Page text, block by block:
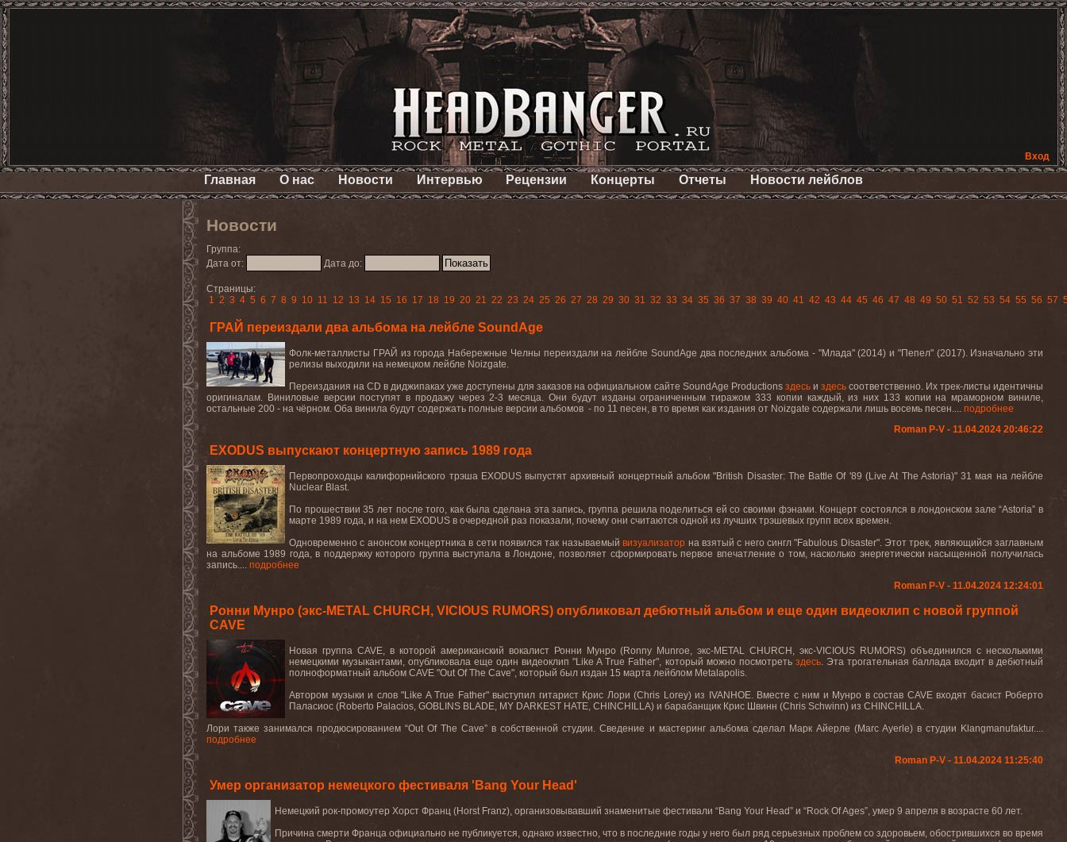
Вход
Главная О нас Новости Интервью Рецензии Концерты Отчеты Новости лейблов
Новости
Группа:
Дата от:
Дата до:
Страницы:
1 2 3 4 5 6 7 8 9 10 11 12 13 14 15 16 17 18 19 20 21 22 23 24 25 26 27 28 29 30 31 32 33 34 35 36 37 38 39 40 41 42 43 44 45 46 47 48 49 50 51 52 53 54 55 56 57
ГРАЙ переиздали два альбома на лейбле SoundAge
Фолк-металлисты ГРАЙ из города Набережные Челны переиздали на лейбле SoundAge два последних альбома - "Млада" (2014) и "Пепел" (2017). Изначально эти
релизы выходили на немецком лейбле Noizgate.
Переиздания на CD в диджипаках уже доступены для заказов на официальном сайте SoundAge Productions здесьи здесьсоответственно. Их трек-листы идентичны
оригиналам. Виниловые версии поступят в продажу через 2-3 месяца. Они будут изданы ограниченным тиражом 333 копии каждый, из них 133 копии на мраморном виниле,
остальные 200 - на чёрном. Оба винила будут содержать полные версии альбомов - по 11 песен, в то время как издания от Noizgate содержали лишь восемь песен.... подробнее
Roman P-V - 11.04.2024 20:46:22
EXODUS выпускают концертную запись 1989 года
Первопроходцы калифорнийского трэша EXODUS выпустят архивный концертный альбом "British Disaster: The Battle Of '89 (Live At The Astoria)" 31 мая на лейбле
Nuclear Blast.
По прошествии 35 лет после того, как была сделана эта запись, группа решила поделиться ей со своими фэнами. Концерт состоялся в лондонском зале “Astoria” в
марте 1989 года, и на нем EXODUS в очередной раз показали, почему они считаются одной из лучших трэшевых групп всех времен.
Одновременно с анонсом концертника в сети появился так называемыйвизуализатор на взятый с него сингл "Fabulous Disaster". Этот трек, являющийся заглавным
на альбоме 1989 года, в поддержку которого группа выступала в Лондоне, позволяет сформировать первое впечатление о том, насколько энергетически насыщенной получилась
запись.... подробнее
Roman P-V - 11.04.2024 12:24:01
Ронни Мунро (экс-METAL CHURCH, VICIOUS RUMORS) опубликовал дебютный альбом и еще один видеоклип с новой группой
CAVE
Новая группа CAVE, в которой американский вокалист Ронни Мунро (Ronny Munroe, экс-METAL CHURCH, экс-VICIOUS RUMORS) объединился с несколькими
немецкими музыкантами, опубликовала еще один видеоклип "Like A True Father", который можно посмотреть здесь. Эта трогательная баллада входит в дебютный
полноформатный альбом CAVE "Out Of The Cave", который был издан 15 марта лейблом Metalapolis.
Автором музыки и слов "Like A True Father" выступил гитарист Крис Лори (Chris Lorey) из IVANHOE. Вместе с ним и Мунро в состав CAVE входят басист Роберто
Паласиос (Roberto Palacios, GOBLINS BLADE, MY DARKEST HATE, CHINCHILLA) и барабанщик Крис Швинн (Chris Schwinn) из CHINCHILLA.
Лори также занимался продюсированием “Out Of The Cave” в собственной студии. Сведение и мастеринг альбома сделал Марк Айерле (Marc Ayerle) в студии Klangmanufaktur....
подробнее
Roman P-V - 11.04.2024 11:25:40
Умер организатор немецкого фестиваля 'Bang Your Head'
Немецкий рок-промоутер Хорст Франц (Horst Franz), организовывавший знаменитые фестивали “Bang Your Head” и “Rock Of Ages”, умер 9 апреля в возрасте 60 лет.
Причина смерти Франца официально не публикуется, однако известно, что в последние годы у него был ряд серьезных проблем со здоровьем, обострившихся во время